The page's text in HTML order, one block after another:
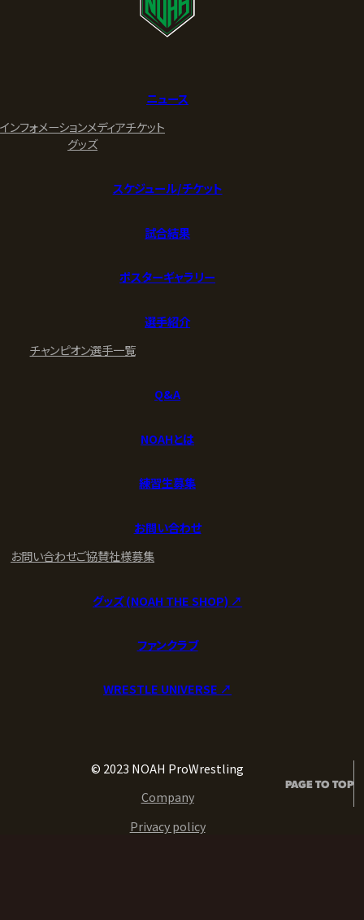
ニュース
インフォメーションメディアチケット
グッズ
スケジュール/チケット
試合結果
ポスターギャラリー
選手紹介
チャンピオン選手一覧
Q&A
NOAHとは
練習生募集
お問い合わせ
お問い合わせご協賛社様募集
グッズ (NOAH THE SHOP) ↗︎
ファンクラブ
WRESTLE UNIVERSE ↗︎
© 2023 NOAH ProWrestling
Company
Privacy policy
PAGE TO TOP